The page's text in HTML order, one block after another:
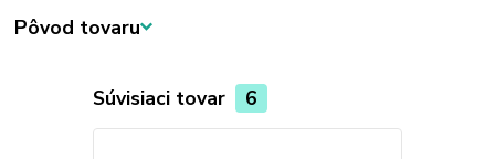
Pôvod tovaru
Súvisiaci tovar 6